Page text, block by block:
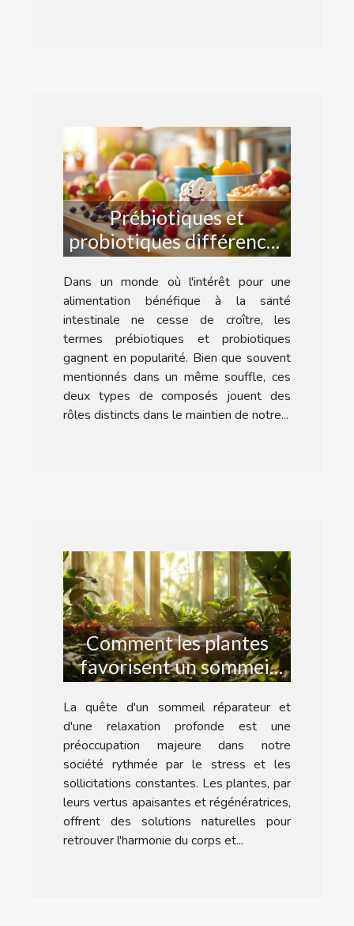
Prébiotiques et
probiotiques différences
et impacts sur la santé
intestinale
Dans un monde où l'intérêt pour une
alimentation bénéfique à la santé
intestinale ne cesse de croître, les
termes prébiotiques et probiotiques
gagnent en popularité. Bien que souvent
mentionnés dans un même souffle, ces
deux types de composés jouent des
rôles distincts dans le maintien de notre...
Comment les plantes
favorisent un sommeil
réparateur et la
relaxation
La quête d'un sommeil réparateur et
d'une relaxation profonde est une
préoccupation majeure dans notre
société rythmée par le stress et les
sollicitations constantes. Les plantes, par
leurs vertus apaisantes et régénératrices,
offrent des solutions naturelles pour
retrouver l'harmonie du corps et...